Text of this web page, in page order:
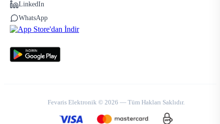
LinkedIn
WhatsApp
Fevaris Elektronik © 2026 — Tüm Hakları Saklıdır.